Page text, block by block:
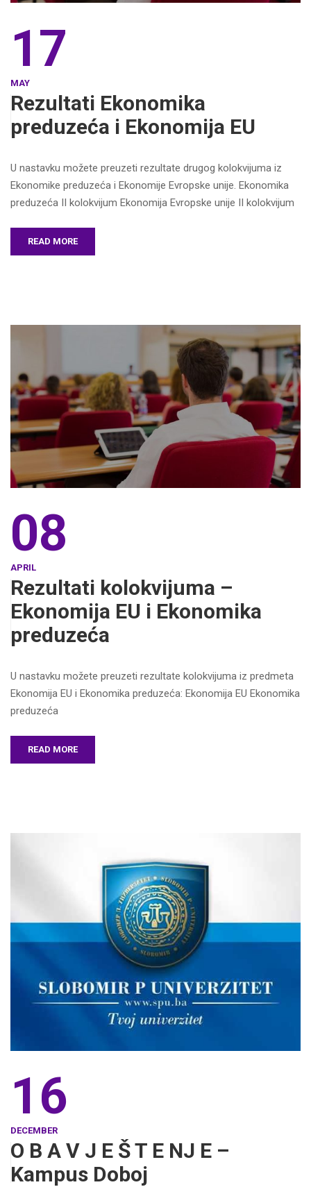
17
MAY
Rezultati Ekonomika
preduzeća i Ekonomija EU
U nastavku možete preuzeti rezultate drugog kolokvijuma iz
Ekonomike preduzeća i Ekonomije Evropske unije. Ekonomika
preduzeća II kolokvijum Ekonomija Evropske unije II kolokvijum
READ MORE
08
APRIL
Rezultati kolokvijuma –
Ekonomija EU i Ekonomika
preduzeća
U nastavku možete preuzeti rezultate kolokvijuma iz predmeta
Ekonomija EU i Ekonomika preduzeća: Ekonomija EU Ekonomika
preduzeća
READ MORE
16
DECEMBER
O B A V J E Š T E NJ E –
Kampus Doboj